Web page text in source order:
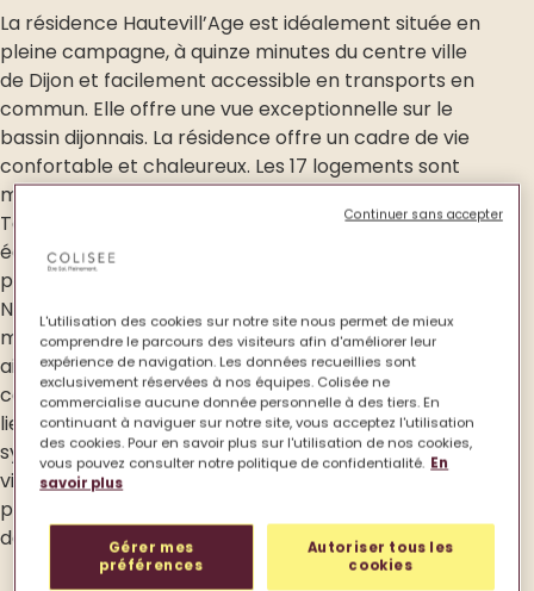
La résidence Hautevill’Age est idéalement située en
pleine campagne, à quinze minutes du centre ville
de Dijon et facilement accessible en transports en
commun. Elle offre une vue exceptionnelle sur le
bassin dijonnais. La résidence offre un cadre de vie
confortable et chaleureux. Les 17 logements sont
meublés, décorés avec goût et personnalisables.
Tous les appartements disposent d’une cuisine
équipée et sont prolongés d’un espace extérieur
permettant de profiter du calme et du paysage.
Notre souhait est de favoriser les relations et de
maintenir le lien social des aînés. Nous proposons
ainsi des animations variées et des espaces
communs climatisés. La résidence service offre un
lieu de vie entièrement sécurisé grâce à nos
systèmes de téléassistance et de
vidéosurveillance. Nous proposons également des
prestations à la carte dans le respect des envies
de chacun.
L'utilisation des cookies sur notre site nous permet de mieux
comprendre le parcours des visiteurs afin d'améliorer leur
expérience de navigation. Les données recueillies sont
exclusivement réservées à nos équipes. Colisée ne
commercialise aucune donnée personnelle à des tiers. En
continuant à naviguer sur notre site, vous acceptez l'utilisation
des cookies. Pour en savoir plus sur l'utilisation de nos cookies,
vous pouvez consulter notre politique de confidentialité. En
savoir plus
Gérer mes
préférences
Autoriser tous les
cookies
Continuer sans accepter